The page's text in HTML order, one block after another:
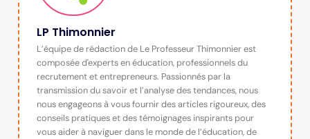
LP Thimonnier
L’équipe de rédaction de Le Professeur Thimonnier est
composée d'experts en éducation, professionnels du
recrutement et entrepreneurs. Passionnés par la
transmission du savoir et l’analyse des tendances, nous
nous engageons à vous fournir des articles rigoureux, des
conseils pratiques et des témoignages inspirants pour
vous aider à naviguer dans le monde de l’éducation, de